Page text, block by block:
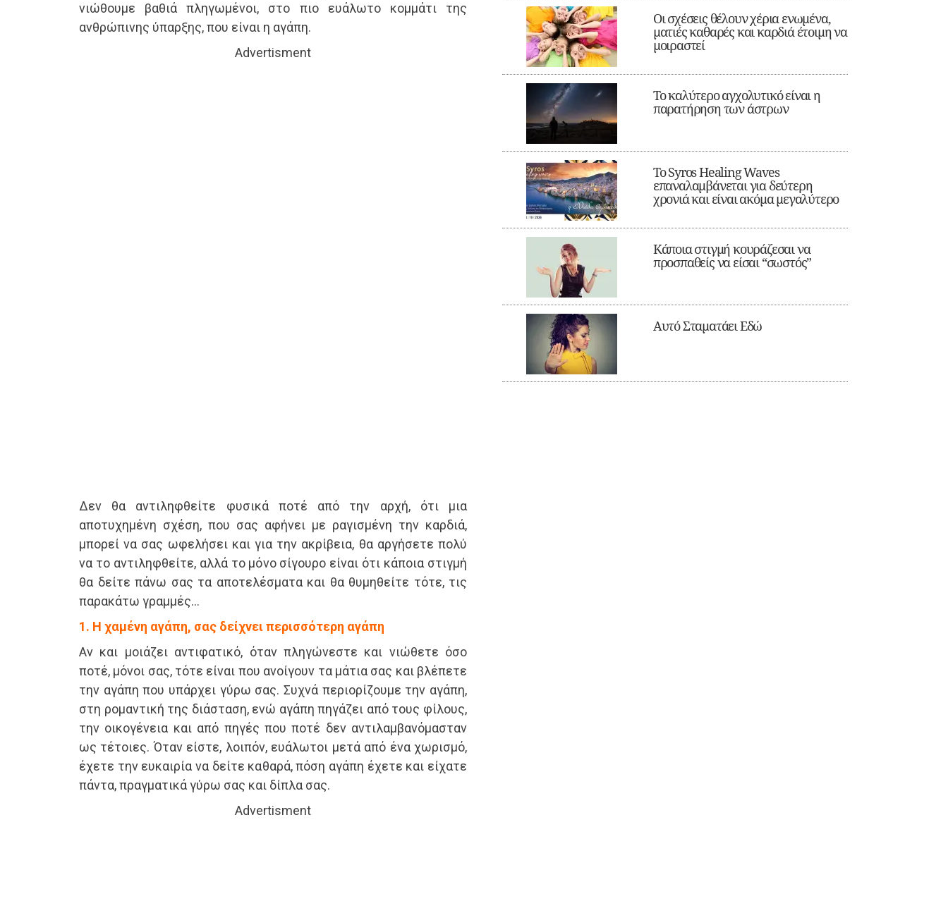
νιώθουμε βαθιά πληγωμένοι, στο πιο ευάλωτο κομμάτι της
ανθρώπινης ύπαρξης, που είναι η αγάπη.
Advertisment
Δεν θα αντιληφθείτε φυσικά ποτέ από την αρχή, ότι μια
αποτυχημένη σχέση, που σας αφήνει με ραγισμένη την καρδιά,
μπορεί να σας ωφελήσει και για την ακρίβεια, θα αργήσετε πολύ
να το αντιληφθείτε, αλλά το μόνο σίγουρο είναι ότι κάποια στιγμή
θα δείτε πάνω σας τα αποτελέσματα και θα θυμηθείτε τότε, τις
παρακάτω γραμμές…
1. Η χαμένη αγάπη, σας δείχνει περισσότερη αγάπη
Αν και μοιάζει αντιφατικό, όταν πληγώνεστε και νιώθετε όσο
ποτέ, μόνοι σας, τότε είναι που ανοίγουν τα μάτια σας και βλέπετε
την αγάπη που υπάρχει γύρω σας. Συχνά περιορίζουμε την αγάπη,
στη ρομαντική της διάσταση, ενώ αγάπη πηγάζει από τους φίλους,
την οικογένεια και από πηγές που ποτέ δεν αντιλαμβανόμασταν
ως τέτοιες. Όταν είστε, λοιπόν, ευάλωτοι μετά από ένα χωρισμό,
έχετε την ευκαιρία να δείτε καθαρά, πόση αγάπη έχετε και είχατε
πάντα, πραγματικά γύρω σας και δίπλα σας.
Advertisment
Οι σχέσεις θέλουν χέρια ενωμένα,
ματιές καθαρές και καρδιά έτοιμη να
μοιραστεί
Το καλύτερο αγχολυτικό είναι η
παρατήρηση των άστρων
Το Syros Healing Waves
επαναλαμβάνεται για δεύτερη
χρονιά και είναι ακόμα μεγαλύτερο
Κάποια στιγμή κουράζεσαι να
προσπαθείς να είσαι “σωστός”
Αυτό Σταματάει Εδώ